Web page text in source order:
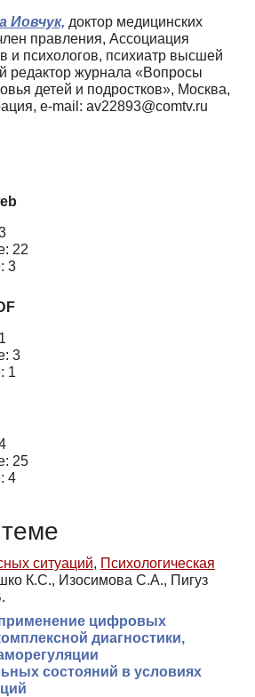
Иовчук, доктор медицинских
правления, Ассоциация
и психологов, психиатр высшей
редактор журнала «Вопросы
детей и подростков», Москва,
e-mail: av22893@comtv.ru
22
3
3
1
25
4
ситуаций, Психологическая
К.С., Изосимова С.А., Пигуз
цифровых
диагностики,
состояний в условиях